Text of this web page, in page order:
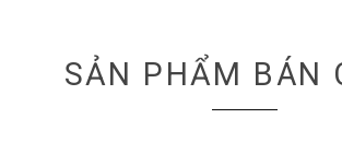
SẢN PHẨM BÁN